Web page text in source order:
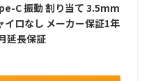
C 振動 割り当て 3.5mm
イロなし メーカー保証1年
延長保証